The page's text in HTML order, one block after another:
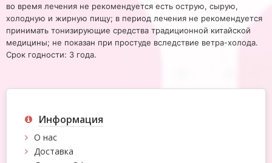
во время лечения не рекомендуется есть острую, сырую,
холодную и жирную пищу; в период лечения не рекомендуется
принимать тонизирующие средства традиционной китайской
медицины; не показан при простуде вследствие ветра-холода.
Срок годности: 3 года.
Информация
О нас
Доставка